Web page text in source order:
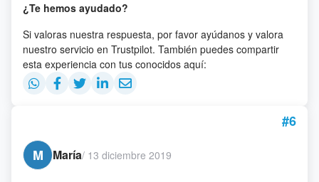
¿Te hemos ayudado?
Si valoras nuestra respuesta, por favor ayúdanos y valora
nuestro servicio en Trustpilot. También puedes compartir
esta experiencia con tus conocidos aquí:
#6
M
María/ 13 diciembre 2019